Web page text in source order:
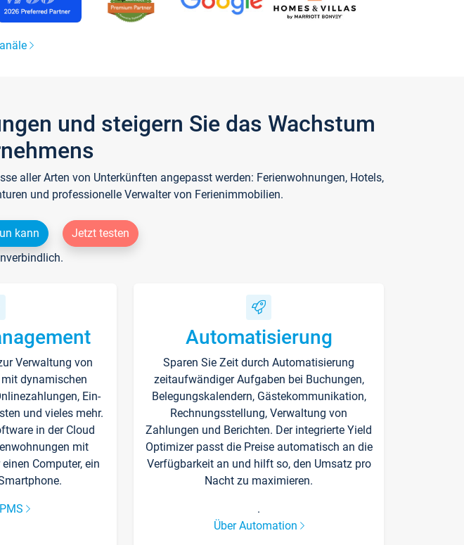
und steigern Sie das Wachstum
aller Arten von Unterkünften angepasst werden: Ferienwohnungen, Hotels,
und professionelle Verwalter von Ferienimmobilien.
kann
Jetzt testen
Verwaltung von
mit dynamischen
Ein-
und vieles mehr.
in der Cloud
mit
Computer, ein
Automatisierung
Sparen Sie Zeit durch Automatisierung
zeitaufwändiger Aufgaben bei Buchungen,
Belegungskalendern, Gästekommunikation,
Rechnungsstellung, Verwaltung von
Zahlungen und Berichten. Der integrierte Yield
Optimizer passt die Preise automatisch an die
Verfügbarkeit an und hilft so, den Umsatz pro
Nacht zu maximieren.
.
Über Automation